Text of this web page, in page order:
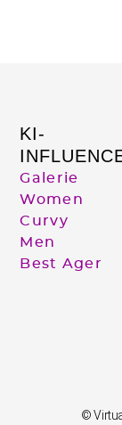
KI-
Galerie
Women
Curvy
Men
Best Ager
©